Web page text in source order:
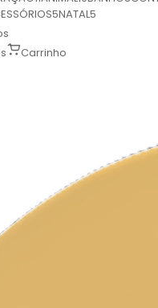
5NATAL5
Carrinho